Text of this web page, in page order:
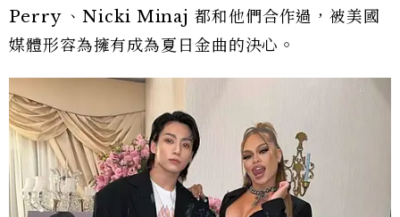
Perry 、Nicki Minaj 都和他們合作過，被美國
媒體形容為擁有成為夏日金曲的決心。